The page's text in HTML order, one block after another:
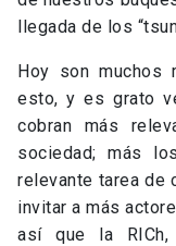
llegada de los
Hoy son muchos
esto, y es grato
cobran más
sociedad; más
relevante tarea de
invitar a más
así que la